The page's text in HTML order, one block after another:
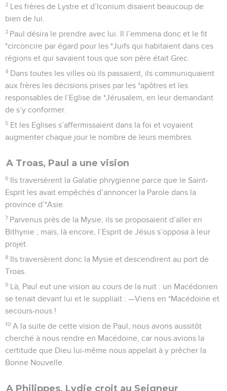
2 Les frères de Lystre et d’Iconium disaient beaucoup de
bien de lui.
3 Paul désira le prendre avec lui. Il l’emmena donc et le fit
*circoncire par égard pour les *Juifs qui habitaient dans ces
régions et qui savaient tous que son père était Grec.
4 Dans toutes les villes où ils passaient, ils communiquaient
aux frères les décisions prises par les *apôtres et les
responsables de l’Eglise de *Jérusalem, en leur demandant
de s’y conformer.
5 Et les Eglises s’affermissaient dans la foi et voyaient
augmenter chaque jour le nombre de leurs membres.
A Troas, Paul a une vision
6 Ils traversèrent la Galatie phrygienne parce que le Saint-
Esprit les avait empêchés d’annoncer la Parole dans la
province d’*Asie.
7 Parvenus près de la Mysie, ils se proposaient d’aller en
Bithynie ; mais, là encore, l’Esprit de Jésus s’opposa à leur
projet.
8 Ils traversèrent donc la Mysie et descendirent au port de
Troas.
9 Là, Paul eut une vision au cours de la nuit : un Macédonien
se tenait devant lui et le suppliait : —Viens en *Macédoine et
secours-nous !
10 A la suite de cette vision de Paul, nous avons aussitôt
cherché à nous rendre en Macédoine, car nous avions la
certitude que Dieu lui-même nous appelait à y prêcher la
Bonne Nouvelle.
A Philippes, Lydie croit au Seigneur